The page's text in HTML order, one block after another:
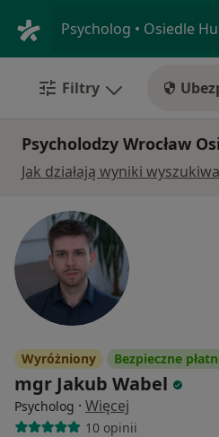
Filtry
Psycholodzy Wrocław
Jak działają wyniki
Wyróżniony Bezpieczne
mgr Jakub Wabel
Psycholog · Więcej
10 opinii